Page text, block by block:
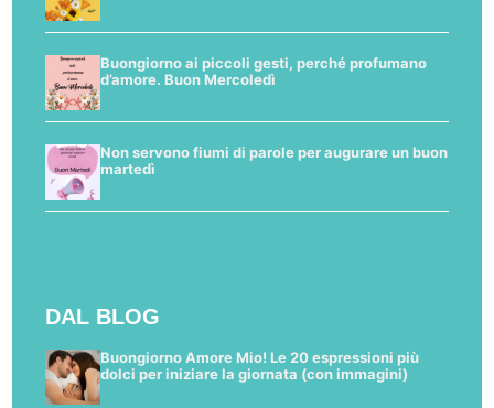
Buongiorno ai piccoli gesti, perché profumano
d’amore. Buon Mercoledì
Non servono fiumi di parole per augurare un buon
martedì
DAL BLOG
Buongiorno Amore Mio! Le 20 espressioni più
dolci per iniziare la giornata (con immagini)